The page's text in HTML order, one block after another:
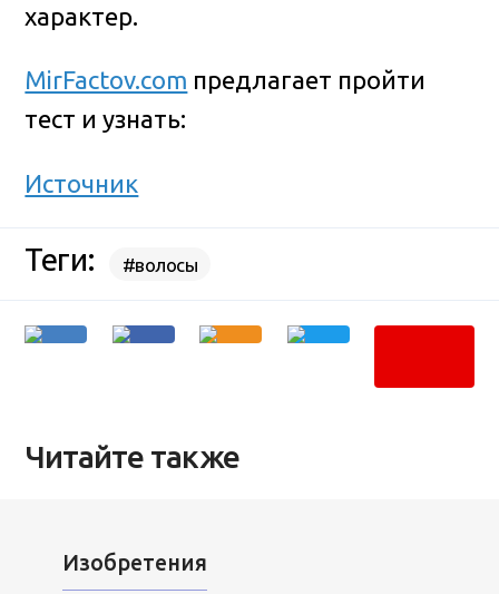
характер.
MirFactov.com предлагает пройти
тест и узнать:
Источник
Теги: #волосы
Читайте также
Изобретения